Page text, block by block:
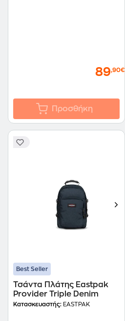
89,90€
Προσθήκη
Best Seller
Τσάντα Πλάτης Eastpak
Provider Triple Denim
Κατασκευαστής: EASTPAK